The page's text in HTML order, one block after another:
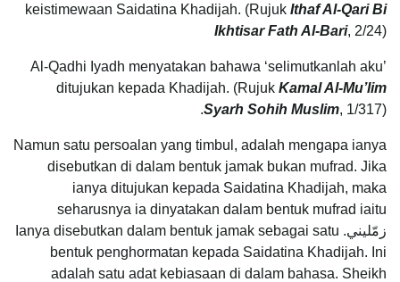
keistimewaan Saidatina Khadijah. (Rujuk Ithaf Al-Qari Bi
Ikhtisar Fath Al-Bari, 2/24)
Al-Qadhi Iyadh menyatakan bahawa ‘selimutkanlah aku’
ditujukan kepada Khadijah. (Rujuk Kamal Al-Mu’lim
Syarh Sohih Muslim, 1/317).
Namun satu persoalan yang timbul, adalah mengapa ianya
disebutkan di dalam bentuk jamak bukan mufrad. Jika
ianya ditujukan kepada Saidatina Khadijah, maka
seharusnya ia dinyatakan dalam bentuk mufrad iaitu
زمّليني. Ianya disebutkan dalam bentuk jamak sebagai satu
bentuk penghormatan kepada Saidatina Khadijah. Ini
adalah satu adat kebiasaan di dalam bahasa. Sheikh